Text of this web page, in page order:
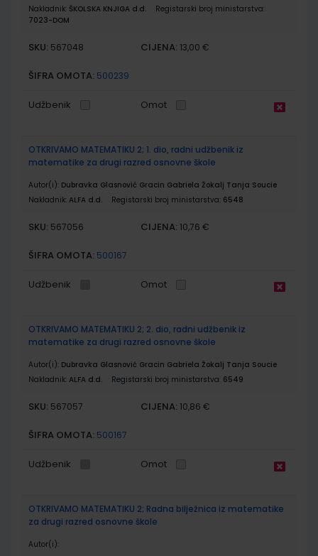
Nakladnik: ŠKOLSKA KNJIGA d.d.
Registarski broj ministarstva:
7023-DOM
SKU: 567048 CIJENA: 13,00 €
ŠIFRA OMOTA: 500239
Udžbenik Omot
OTKRIVAMO MATEMATIKU 2; 1. dio, radni udžbenik iz
matematike za drugi razred osnovne škole
Autor(i): Dubravka Glasnović Gracin Gabriela Žokalj Tanja Soucie
Nakladnik: ALFA d.d. Registarski broj ministarstva: 6548
SKU: 567056 CIJENA: 10,76 €
ŠIFRA OMOTA: 500167
Udžbenik Omot
OTKRIVAMO MATEMATIKU 2; 2. dio, radni udžbenik iz
matematike za drugi razred osnovne škole
Autor(i): Dubravka Glasnović Gracin Gabriela Žokalj Tanja Soucie
Nakladnik: ALFA d.d. Registarski broj ministarstva: 6549
SKU: 567057 CIJENA: 10,86 €
ŠIFRA OMOTA: 500167
Udžbenik Omot
OTKRIVAMO MATEMATIKU 2; Radna bilježnica iz matematike
za drugi razred osnovne škole
Autor(i):